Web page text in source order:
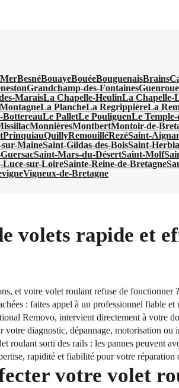
BesnéBouayeBouéeBouguenaisBrains
Grandchamp-des-Fontaines
MaraisLa Chapelle-HeulinLa Chapelle-
La PlancheLa RegrippièreLa
Le PalletLe PouliguenLe
MonnièresMontbertMontoir-de-
PrinquiauQuillyRemouilléRezéSaint-
MaineSaint-Gildas-des-BoisSaint-
Saint-Mars-du-DésertSaint-Molf
Luce-sur-LoireSainte-Reine-de-Bretagne
Vigneux-de-Bretagne
volets rapide et
et votre volet roulant refuse de fonctionner
: faites appel à un professionnel fiable
Removo, intervient directement à votre
votre diagnostic, dépannage, motorisation
sorti des rails : les pannes peuvent
rapidité et fiabilité pour votre réparation
votre volet